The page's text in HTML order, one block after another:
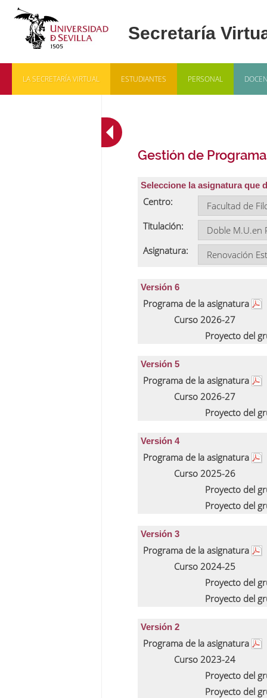
LA SECRETARÍA VIRTUAL ESTUDIANTES PERSONAL
Gestión de
Seleccione la asignatura que
Centro:
Titulación:
Asignatura:
Versión 6
Programa de la asignatura
Curso 2026-27
Proyecto del
Versión 5
Programa de la asignatura
Curso 2026-27
Proyecto del
Versión 4
Programa de la asignatura
Curso 2025-26
Proyecto del
Proyecto del
Versión 3
Programa de la asignatura
Curso 2024-25
Proyecto del
Proyecto del
Versión 2
Programa de la asignatura
Curso 2023-24
Proyecto del
Proyecto del